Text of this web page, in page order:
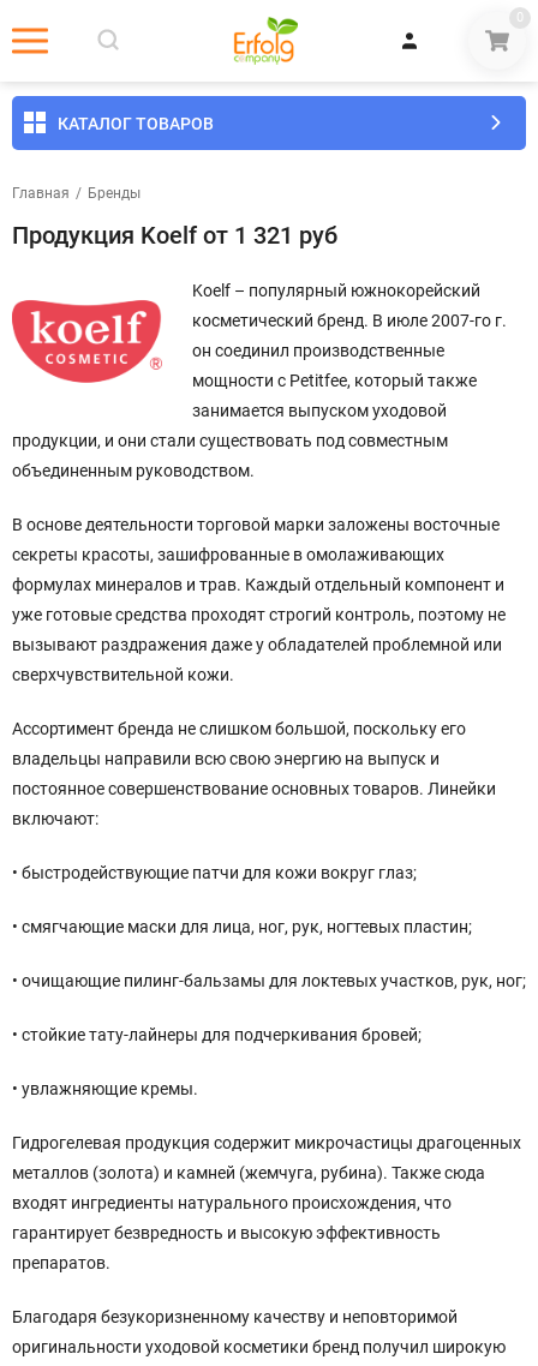
0
КАТАЛОГ ТОВАРОВ
Главная / Бренды
Продукция Koelf от 1 321 руб
Koelf – популярный южнокорейский
косметический бренд. В июле 2007-го г.
он соединил производственные
мощности с Petitfee, который также
занимается выпуском уходовой
продукции, и они стали существовать под совместным
объединенным руководством.
В основе деятельности торговой марки заложены восточные
секреты красоты, зашифрованные в омолаживающих
формулах минералов и трав. Каждый отдельный компонент и
уже готовые средства проходят строгий контроль, поэтому не
вызывают раздражения даже у обладателей проблемной или
сверхчувствительной кожи.
Ассортимент бренда не слишком большой, поскольку его
владельцы направили всю свою энергию на выпуск и
постоянное совершенствование основных товаров. Линейки
включают:
• быстродействующие патчи для кожи вокруг глаз;
• смягчающие маски для лица, ног, рук, ногтевых пластин;
• очищающие пилинг-бальзамы для локтевых участков, рук, ног;
• стойкие тату-лайнеры для подчеркивания бровей;
• увлажняющие кремы.
Гидрогелевая продукция содержит микрочастицы драгоценных
металлов (золота) и камней (жемчуга, рубина). Также сюда
входят ингредиенты натурального происхождения, что
гарантирует безвредность и высокую эффективность
препаратов.
Благодаря безукоризненному качеству и неповторимой
оригинальности уходовой косметики бренд получил широкую